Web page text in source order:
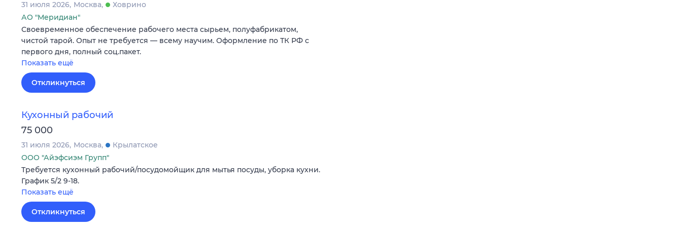
31 июля 2026 Москва
Ховрино
АО "Меридиан"
Своевременное обеспечение рабочего места сырьем, полуфабрикатом,
чистой тарой. Опыт не требуется — всему научим. Оформление по ТК РФ с
первого дня, полный соц.пакет.
Показать ещё
Откликнуться
Кухонный рабочий
75 000
31 июля 2026 Москва
Крылатское
ООО "Айэфсиэм Групп"
Требуется кухонный рабочий/посудомойщик для мытья посуды, уборка кухни.
График 5/2 9-18.
Показать ещё
Откликнуться